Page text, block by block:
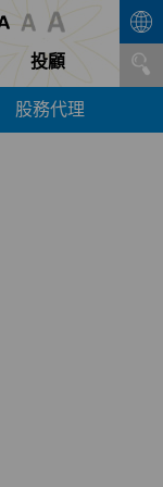
投顧
股務代理